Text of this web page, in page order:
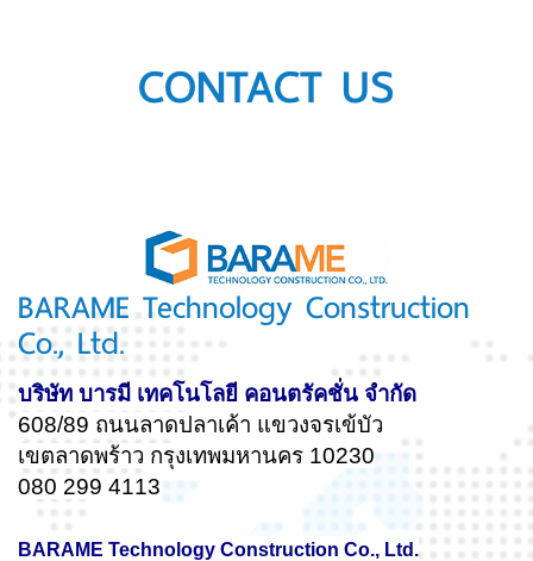
CONTACT US
BARAME Technology Construction
Co., Ltd.
บริษัท บารมี เทคโนโลยี คอนตรัคชั่น จำกัด
608/89 ถนนลาดปลาเค้า แขวงจรเข้บัว
เขตลาดพร้าว กรุงเทพมหานคร 10230
080 299 4113
BARAME Technology Construction Co., Ltd.